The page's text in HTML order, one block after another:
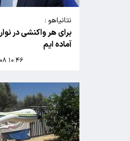
نتانیاهو :
برای هر واکنشی در
آماده ایم
۱۳۹۷/